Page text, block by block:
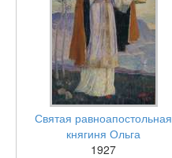
Святая равноапостольная
княгиня Ольга
1927